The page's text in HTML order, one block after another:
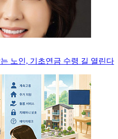
노인, 기초연금 수령 길 열린다